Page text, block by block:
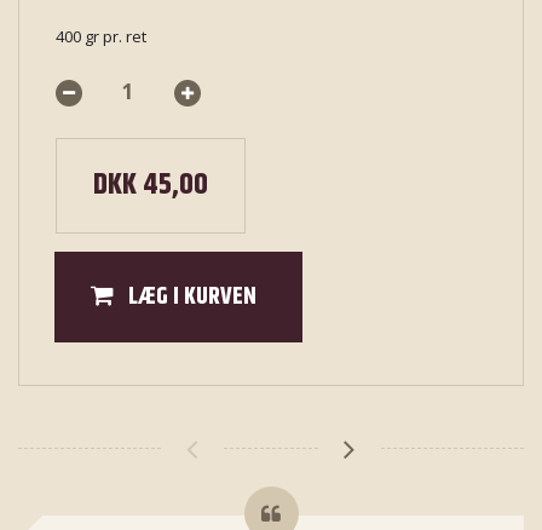
400 gr pr. ret
DKK 45,00
LÆG I KURVEN